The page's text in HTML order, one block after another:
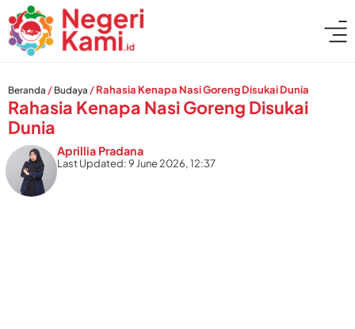
Beranda / Budaya /Rahasia Kenapa Nasi Goreng Disukai Dunia
Rahasia Kenapa Nasi Goreng Disukai
Dunia
Aprillia Pradana
Last Updated: 9 June 2026, 12:37